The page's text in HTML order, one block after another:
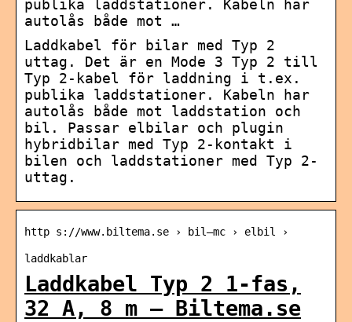
publika laddstationer. Kabeln har
autolås både mot …
Laddkabel för bilar med Typ 2
uttag. Det är en Mode 3 Typ 2 till
Typ 2-kabel för laddning i t.ex.
publika laddstationer. Kabeln har
autolås både mot laddstation och
bil. Passar elbilar och plugin
hybridbilar med Typ 2-kontakt i
bilen och laddstationer med Typ 2-
uttag.
http s://www.biltema.se › bil—mc › elbil ›
laddkablar
Laddkabel Typ 2 1-fas,
32 A, 8 m – Biltema.se